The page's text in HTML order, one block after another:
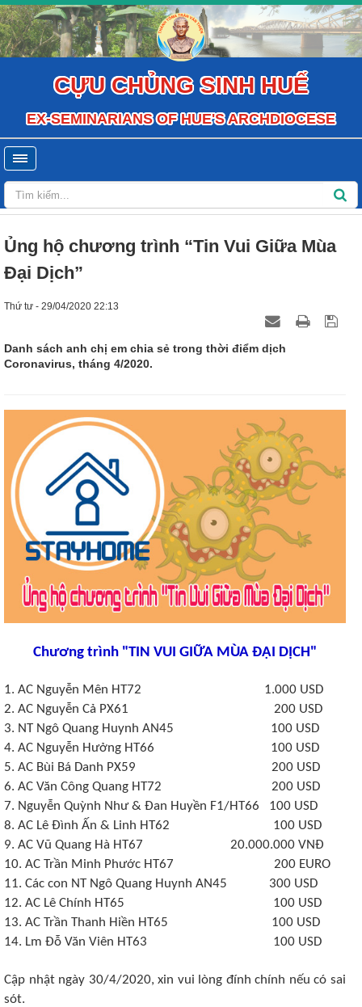
CỰU CHỦNG SINH HUẾ
EX-SEMINARIANS OF HUE'S ARCHDIOCESE
Ủng hộ chương trình “Tin Vui Giữa Mùa
Đại Dịch”
Thứ tư - 29/04/2020 22:13
Danh sách anh chị em chia sẻ trong thời điểm dịch
Coronavirus, tháng 4/2020.
Chương trình "TIN VUI GIỮA MÙA ĐẠI DỊCH"
1. AC Nguyễn Mên HT72 1.000 USD
2. AC Nguyễn Cả PX61 200 USD
3. NT Ngô Quang Huynh AN45 100 USD
4. AC Nguyễn Hưởng HT66 100 USD
5. AC Bùi Bá Danh PX59 200 USD
6. AC Văn Công Quang HT72 200 USD
7. Nguyễn Quỳnh Như & Đan Huyền F1/HT66 100 USD
8. AC Lê Đình Ấn & Linh HT62 100 USD
9. AC Vũ Quang Hà HT67 20.000.000 VNĐ
10. AC Trần Minh Phước HT67 200 EURO
11. Các con NT Ngô Quang Huynh AN45 300 USD
12. AC Lê Chính HT65 100 USD
13. AC Trần Thanh Hiền HT65 100 USD
14. Lm Đỗ Văn Viên HT63 100 USD
Cập nhật ngày 30/4/2020, xin vui lòng đính chính nếu có sai
sót.